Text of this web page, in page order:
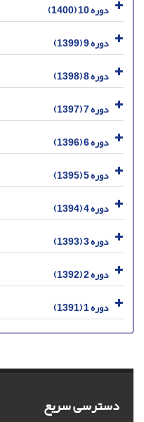
دوره 10 (1400)
دوره 9 (1399)
دوره 8 (1398)
دوره 7 (1397)
دوره 6 (1396)
دوره 5 (1395)
دوره 4 (1394)
دوره 3 (1393)
دوره 2 (1392)
دوره 1 (1391)
دسترسی سریع